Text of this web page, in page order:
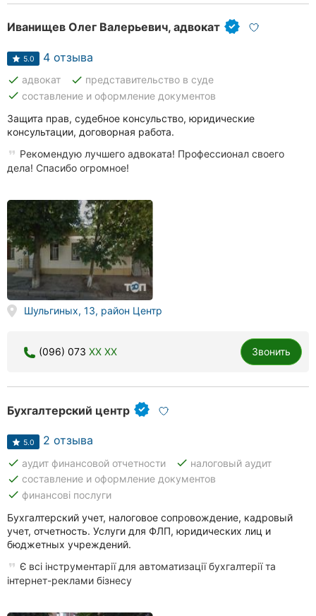
Иванищев Олег Валерьевич, адвокат
5.0 4 отзыва
done адвокат done представительство в суде
done составление и оформление документов
Защита прав, судебное консульство, юридические
консультации, договорная работа.
Рекомендую лучшего адвоката! Профессионал своего
дела! Спасибо огромное!
Шульгиных, 13, район Центр
(096) 073 XX XX Звонить
Бухгалтерский центр
5.0 2 отзыва
done аудит финансовой отчетности done налоговый аудит
done составление и оформление документов
done финансові послуги
Бухгалтерский учет, налоговое сопровождение, кадровый
учет, отчетность. Услуги для ФЛП, юридических лиц и
бюджетных учреждений.
Є всі інструментарії для автоматизації бухгалтерії та
інтернет-реклами бізнесу